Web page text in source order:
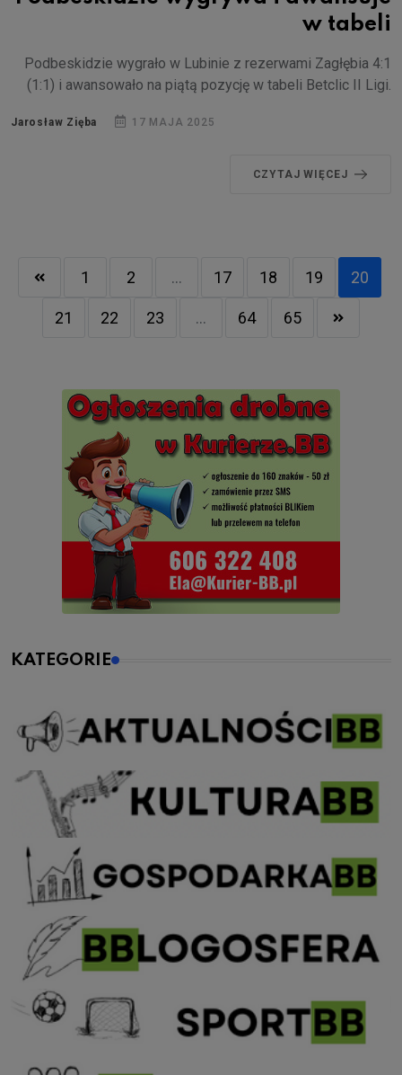
w tabeli
Podbeskidzie wygrało w Lubinie z rezerwami Zagłębia 4:1
(1:1) i awansowało na piątą pozycję w tabeli Betclic II Ligi.
Jarosław Zięba 17 MAJA 2025
CZYTAJ WIĘCEJ
1 2 ... 17 18 19 20
21 22 23 ... 64 65
KATEGORIE